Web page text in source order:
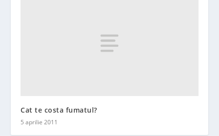
Cat te costa fumatul?
5 aprilie 2011